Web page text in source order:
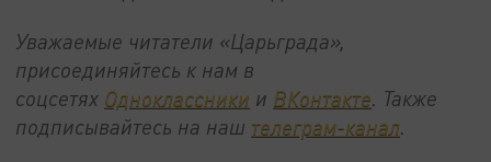
Уважаемые читатели «Царьграда»,
присоединяйтесь к нам в
соцсетях Одноклассники и ВКонтакте. Также
подписывайтесь на наш телеграм-канал.